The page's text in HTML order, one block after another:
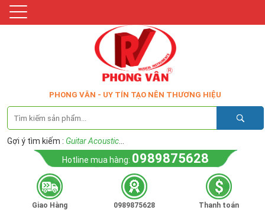
PHONG VÂN - UY TÍN TẠO NÊN THƯƠNG HIỆU
Gợi ý tìm kiếm : Guitar Acoustic
Hotline mua hàng: 0989875628
Giao Hàng
0989875628
Thanh toán